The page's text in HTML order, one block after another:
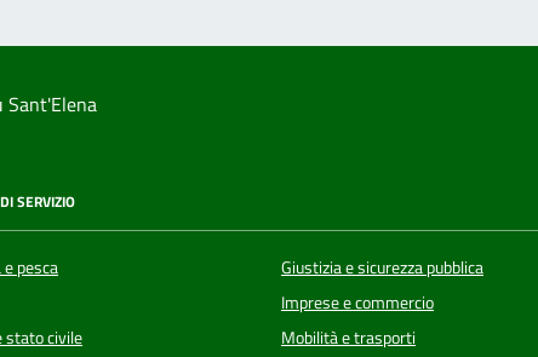
Sant'Elena
SERVIZIO
pesca
stato civile
Giustizia e sicurezza pubblica
Imprese e commercio
Mobilità e trasporti